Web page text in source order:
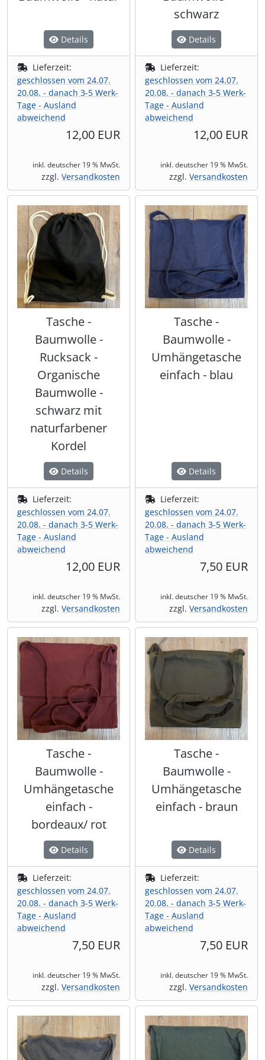
Details
Lieferzeit:
geschlossen vom 24.07.
20.08. - danach 3-5 Werk-
Tage - Ausland
abweichend
12,00 EUR
inkl. deutscher 19 % MwSt.
zzgl. Versandkosten
schwarz
Details
Lieferzeit:
geschlossen vom 24.07.
20.08. - danach 3-5 Werk-
Tage - Ausland
abweichend
12,00 EUR
inkl. deutscher 19 % MwSt.
zzgl. Versandkosten
Tasche -
Baumwolle -
Rucksack -
Organische
Baumwolle -
schwarz mit
naturfarbener
Kordel
Details
Lieferzeit:
geschlossen vom 24.07.
20.08. - danach 3-5 Werk-
Tage - Ausland
abweichend
12,00 EUR
inkl. deutscher 19 % MwSt.
zzgl. Versandkosten
Tasche -
Baumwolle -
Umhängetasche
einfach - blau
Details
Lieferzeit:
geschlossen vom 24.07.
20.08. - danach 3-5 Werk-
Tage - Ausland
abweichend
7,50 EUR
inkl. deutscher 19 % MwSt.
zzgl. Versandkosten
Tasche -
Baumwolle -
Umhängetasche
einfach -
bordeaux/ rot
Details
Lieferzeit:
geschlossen vom 24.07.
20.08. - danach 3-5 Werk-
Tage - Ausland
abweichend
7,50 EUR
inkl. deutscher 19 % MwSt.
zzgl. Versandkosten
Tasche -
Baumwolle -
Umhängetasche
einfach - braun
Details
Lieferzeit:
geschlossen vom 24.07.
20.08. - danach 3-5 Werk-
Tage - Ausland
abweichend
7,50 EUR
inkl. deutscher 19 % MwSt.
zzgl. Versandkosten